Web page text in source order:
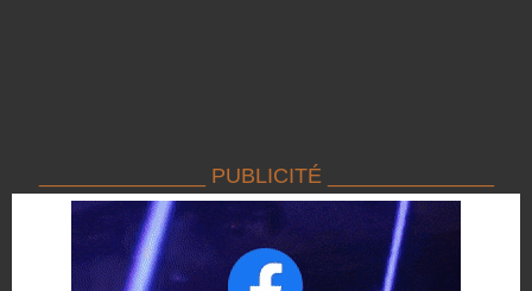
______________ PUBLICITÉ ______________